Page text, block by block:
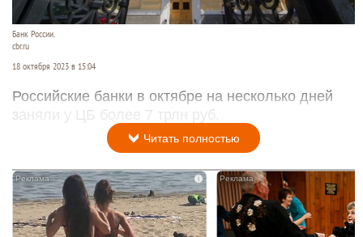
Банк России.
cbr.ru
18 октября 2023 в 15:04
Российские банки в октябре на несколько дней
заняли у ЦБ более 7 трлн руб.
Читать полностью
i